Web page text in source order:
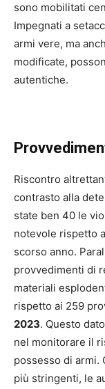
sono mobilitati
Impegnati a
armi vere, ma
modificate,
autentiche.
Riscontro
contrasto alla
state ben 40 le
notevole rispetto
scorso anno.
provvedimenti di
materiali
rispetto ai 259
2023. Questo
nel monitorare il
possesso di armi.
più stringenti, le